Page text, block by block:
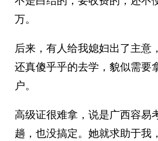
万。
后来，有人给我媳妇出了主意
还真傻乎乎的去学，貌似需要
户。
高级证很难拿，说是广西容易
趟，也没搞定。她就求助于我